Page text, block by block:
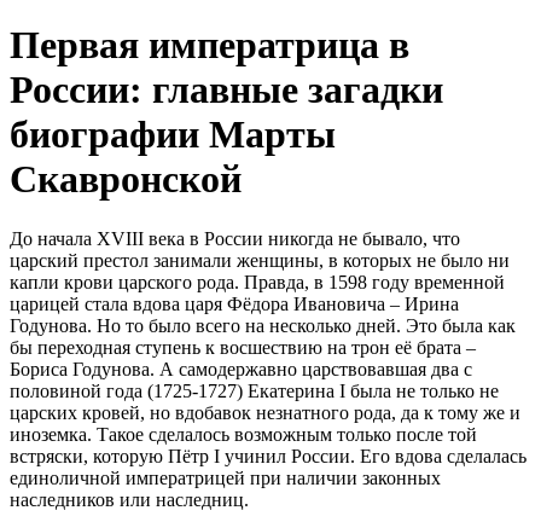
Первая императрица в
России: главные загадки
биографии Марты
Скавронской
До начала XVIII века в России никогда не бывало, что
царский престол занимали женщины, в которых не было ни
капли крови царского рода. Правда, в 1598 году временной
царицей стала вдова царя Фёдора Ивановича – Ирина
Годунова. Но то было всего на несколько дней. Это была как
бы переходная ступень к восшествию на трон её брата –
Бориса Годунова. А самодержавно царствовавшая два с
половиной года (1725-1727) Екатерина I была не только не
царских кровей, но вдобавок незнатного рода, да к тому же и
иноземка. Такое сделалось возможным только после той
встряски, которую Пётр I учинил России. Его вдова сделалась
единоличной императрицей при наличии законных
наследников или наследниц.